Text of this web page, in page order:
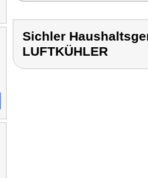
Sichler
LUFTKÜHLER